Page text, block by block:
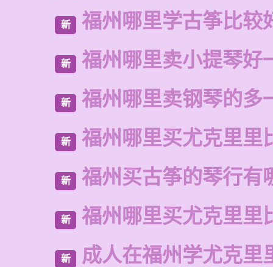
新 福州哪里学古筝比较
新 福州哪里卖小提琴好
新 福州哪里卖钢琴的多
新 福州哪里买尤克里里
新 福州买古筝的琴行有
新 福州哪里买尤克里里
新 成人在福州学尤克里